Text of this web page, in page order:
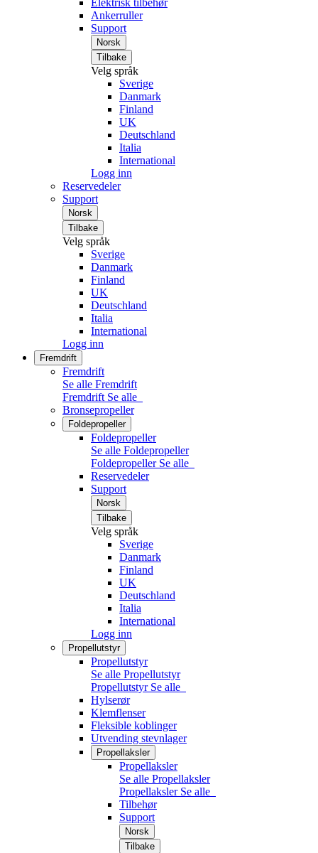
Elektrisk tilbehør
Ankerruller
Support
Norsk
Tilbake
Velg språk
Sverige
Danmark
Finland
UK
Deutschland
Italia
International
Logg inn
Reservedeler
Support
Norsk
Tilbake
Velg språk
Sverige
Danmark
Finland
UK
Deutschland
Italia
International
Logg inn
Fremdrift
Fremdrift
Se alle Fremdrift
Fremdrift Se alle
Bronsepropeller
Foldepropeller
Foldepropeller
Se alle Foldepropeller
Foldepropeller Se alle
Reservedeler
Support
Norsk
Tilbake
Velg språk
Sverige
Danmark
Finland
UK
Deutschland
Italia
International
Logg inn
Propellutstyr
Propellutstyr
Se alle Propellutstyr
Propellutstyr Se alle
Hylserør
Klemflenser
Fleksible koblinger
Utvending stevnlager
Propellaksler
Propellaksler
Se alle Propellaksler
Propellaksler Se alle
Tilbehør
Support
Norsk
Tilbake